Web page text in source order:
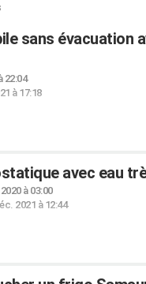
sans évacuation
22:04
à 17:18
avec eau
à 03:00
2021 à 12:44